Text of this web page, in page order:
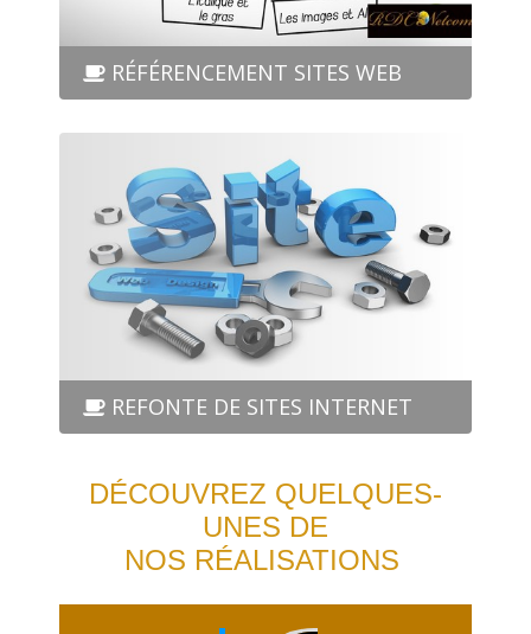
RÉFÉRENCEMENT SITES WEB
REFONTE DE SITES INTERNET
DÉCOUVREZ QUELQUES-
UNES DE
NOS RÉALISATIONS